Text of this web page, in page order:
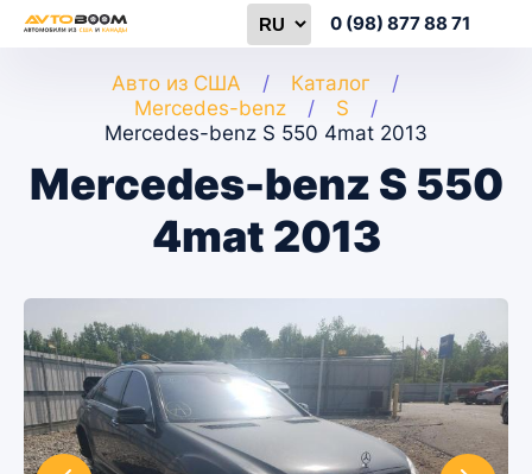
0 (98) 877 88 71
Авто из США
Каталог
Mercedes-benz
S
Mercedes-benz S 550 4mat 2013
Mercedes-benz S 550
4mat 2013